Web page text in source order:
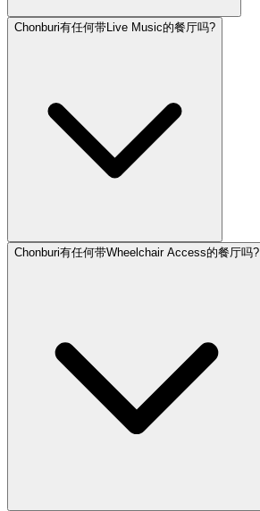
Chonburi有任何带Live Music的餐厅吗?
Chonburi有任何带Wheelchair Access的餐厅吗?